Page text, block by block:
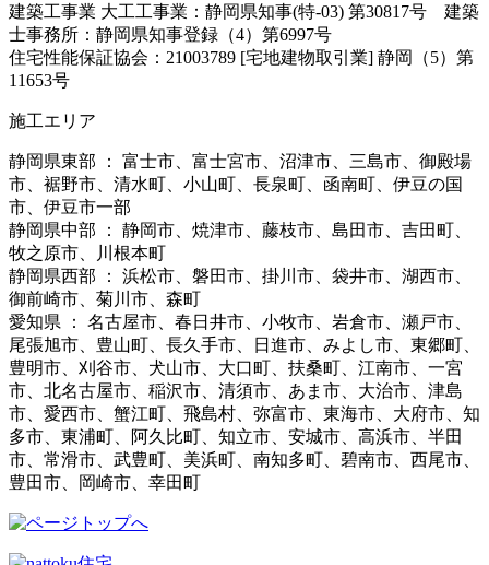
建築工事業 大工工事業：静岡県知事(特-03) 第30817号 建築
士事務所：静岡県知事登録（4）第6997号
住宅性能保証協会：21003789 [宅地建物取引業] 静岡（5）第
11653号
施工エリア
静岡県東部 ： 富士市、富士宮市、沼津市、三島市、御殿場
市、裾野市、清水町、小山町、長泉町、函南町、伊豆の国
市、伊豆市一部
静岡県中部 ： 静岡市、焼津市、藤枝市、島田市、吉田町、
牧之原市、川根本町
静岡県西部 ： 浜松市、磐田市、掛川市、袋井市、湖西市、
御前崎市、菊川市、森町
愛知県 ： 名古屋市、春日井市、小牧市、岩倉市、瀬戸市、
尾張旭市、豊山町、長久手市、日進市、みよし市、東郷町、
豊明市、刈谷市、犬山市、大口町、扶桑町、江南市、一宮
市、北名古屋市、稲沢市、清須市、あま市、大治市、津島
市、愛西市、蟹江町、飛島村、弥富市、東海市、大府市、知
多市、東浦町、阿久比町、知立市、安城市、高浜市、半田
市、常滑市、武豊町、美浜町、南知多町、碧南市、西尾市、
豊田市、岡崎市、幸田町